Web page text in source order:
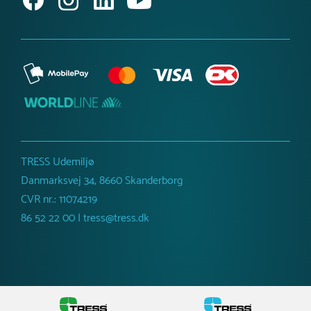
TRESS Udemiljø
Danmarksvej 34, 8660 Skanderborg
CVR nr.: 11074219
86 52 22 00 | tress@tress.dk